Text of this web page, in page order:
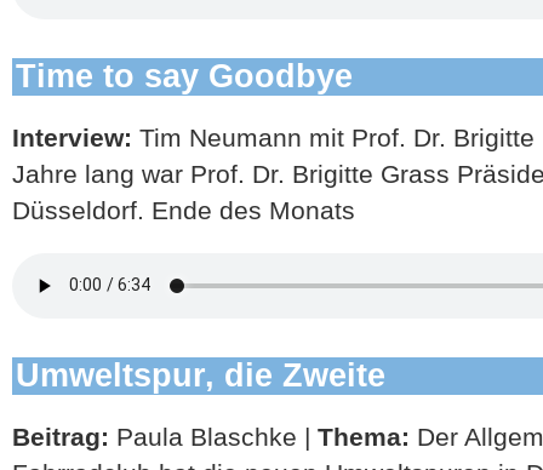
Time to say Goodbye
Interview: Tim Neumann mit Prof. Dr.
Jahre lang war Prof. Dr. Brigitte Grass
Düsseldorf. Ende des Monats
Umweltspur, die Zweite
Beitrag: Paula Blaschke | Thema: Der